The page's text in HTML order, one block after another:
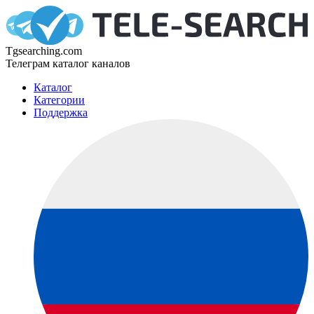
Tgsearching.com
Телеграм каталог каналов
Каталог
Категории
Поддержка